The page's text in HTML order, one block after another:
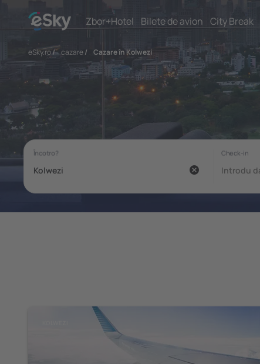
Zbor+Hotel Bilete de avion City Break
eSky.ro/ cazare/ Cazare în Kolwezi